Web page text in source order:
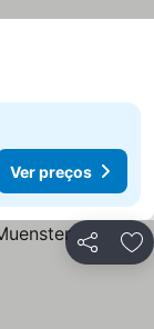
Ver preços
Partilhar